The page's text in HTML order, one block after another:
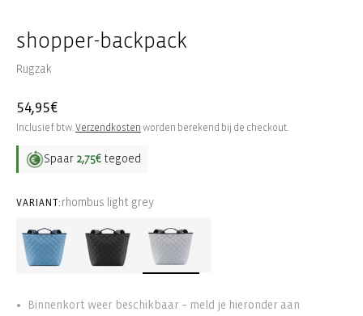
shopper-backpack
Rugzak
Normale
prijs
54,95€
Inclusief btw.Verzendkosten worden berekend bij de checkout.
Spaar 2,75€ tegoed
VARIANT: rhombus light grey
Binnenkort weer beschikbaar – meld je hieronder aan